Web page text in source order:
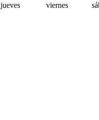
jueves
viernes